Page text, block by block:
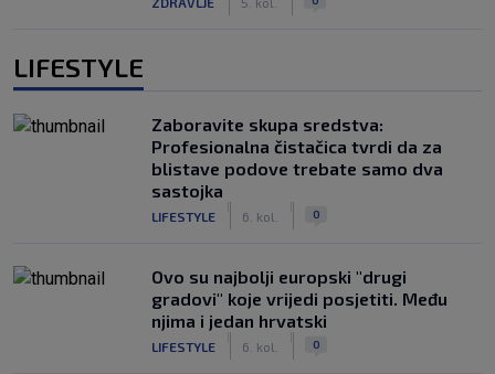
LIFESTYLE
Zaboravite skupa sredstva:
Profesionalna čistačica tvrdi da za
blistave podove trebate samo dva
sastojka
LIFESTYLE 6. kol. 0
Ovo su najbolji europski "drugi
gradovi" koje vrijedi posjetiti. Među
njima i jedan hrvatski
LIFESTYLE 6. kol. 0